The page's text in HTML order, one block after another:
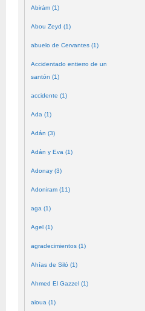
Abirám (1)
Abou Zeyd (1)
abuelo de Cervantes (1)
Accidentado entierro de un
santón (1)
accidente (1)
Ada (1)
Adán (3)
Adán y Eva (1)
Adonay (3)
Adoniram (11)
aga (1)
Agel (1)
agradecimientos (1)
Ahías de Siló (1)
Ahmed El Gazzel (1)
aioua (1)